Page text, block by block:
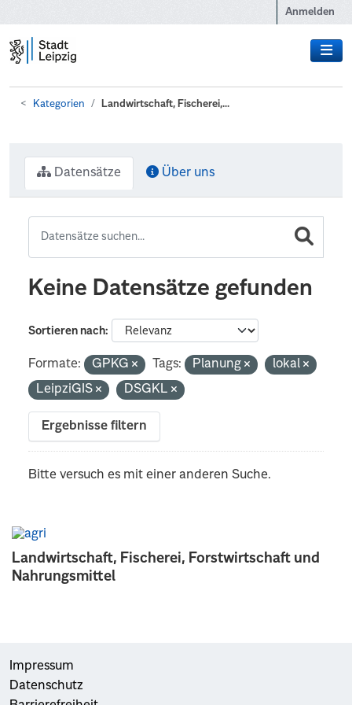
Anmelden
Kategorien Landwirtschaft, Fischerei,...
Landwirtschaft, Fischerei, Forstwirtschaft und
Nahrungsmittel
Datensätze Über uns
Keine Datensätze gefunden
Sortieren nach
Formate: GPKG Tags: Planung
lokal
LeipziGIS
DSGKL
Ergebnisse filtern
Bitte versuch es mit einer anderen Suche.
Impressum
Datenschutz